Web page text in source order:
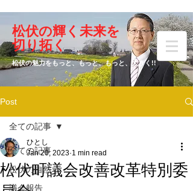
​増田 ひとし
​松伏の輝く未来を
切り拓く
松伏の魅力をもっと、もっと、もっと、大きく!!
元松伏町議会議員
Post
全ての記事
松伏の自然
議会報告
全ての記事
松伏町議会改善改革特別委
ひとし
Jan 20, 2023 1 min read